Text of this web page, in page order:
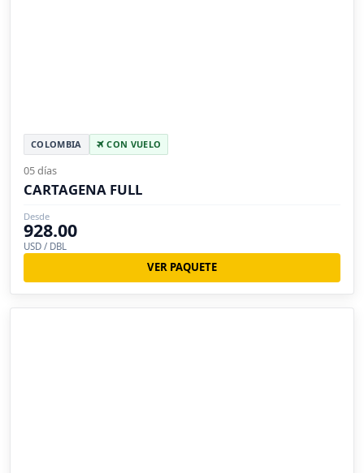
COLOMBIA CON VUELO
05 días
CARTAGENA FULL
Desde
928.00
USD / DBL
VER PAQUETE